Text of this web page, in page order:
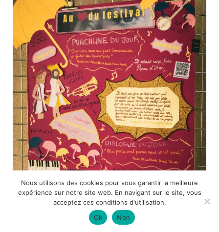
Nous utilisons des cookies pour vous garantir la meilleure
expérience sur notre site web. En navigant sur le site, vous
acceptez ces conditions d'utilisation.
Ok
Non